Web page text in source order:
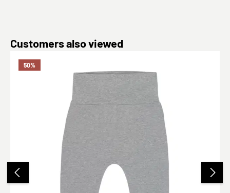
Produktgalerie überspringen
Customers also viewed
50%